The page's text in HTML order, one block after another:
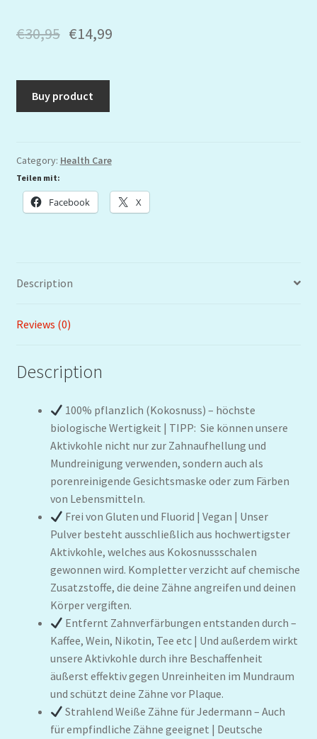
€30,95 €14,99
Buy product
Category: Health Care
Teilen mit:
Facebook X
Description
Reviews (0)
Description
100% pflanzlich (Kokosnuss) – höchste
biologische Wertigkeit | TIPP: Sie können unsere
Aktivkohle nicht nur zur Zahnaufhellung und
Mundreinigung verwenden, sondern auch als
porenreinigende Gesichtsmaske oder zum Färben
von Lebensmitteln.
Frei von Gluten und Fluorid | Vegan | Unser
Pulver besteht ausschließlich aus hochwertigster
Aktivkohle, welches aus Kokosnussschalen
gewonnen wird. Kompletter verzicht auf chemische
Zusatzstoffe, die deine Zähne angreifen und deinen
Körper vergiften.
Entfernt Zahnverfärbungen entstanden durch –
Kaffee, Wein, Nikotin, Tee etc | Und außerdem wirkt
unsere Aktivkohle durch ihre Beschaffenheit
äußerst effektiv gegen Unreinheiten im Mundraum
und schützt deine Zähne vor Plaque.
Strahlend Weiße Zähne für Jedermann – Auch
für empfindliche Zähne geeignet | Deutsche